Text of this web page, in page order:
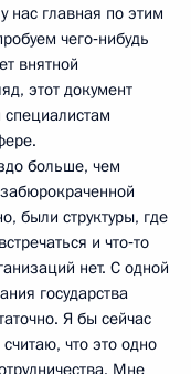
нас главная по этим
чего‑нибудь
внятной
этот документ
больше, чем
были структуры, где
и что‑то
нет. С одной
государства
Я бы сейчас
что это одно
Мне